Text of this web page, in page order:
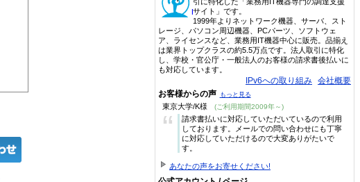
サイト」です。
1999年よりネットワーク機器、サーバ、スト
レージ、パソコン周辺機器、PCパーツ、ソフトウェ
ア、ライセンスなど、業務用IT機器中心に販売。品揃え
は業界トップクラスの約5.5万点です。法人取引に特化
し、学校・官公庁・一般法人のお客様の請求書後払いに
も対応しています。
IPv6への取り組み 会社概要
お客様からの声 もっと見る
東京大学/K様 (ご利用期間2009年～)
“
請求書払いに対応していただいているので利用
しております。メールでの問い合わせにも丁寧
に対応していただけるので大変ありがたいで
す。
あなたの声をお寄せください!